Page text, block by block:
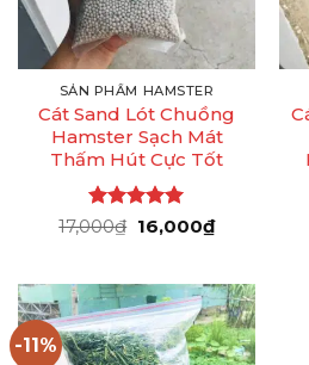
SẢN PHẨM HAMSTER
Cát Sand Lót Chuồng
Hamster Sạch Mát
Thấm Hút Cực Tốt
Được xếp
17,000₫ Giá
17,000₫.
16,000₫Giá
là:
16,000₫.
-11%